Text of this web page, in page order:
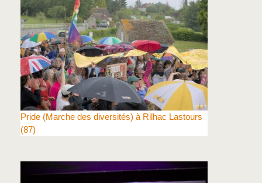
Pride (Marche des diversités) à Rilhac Lastours
(87)